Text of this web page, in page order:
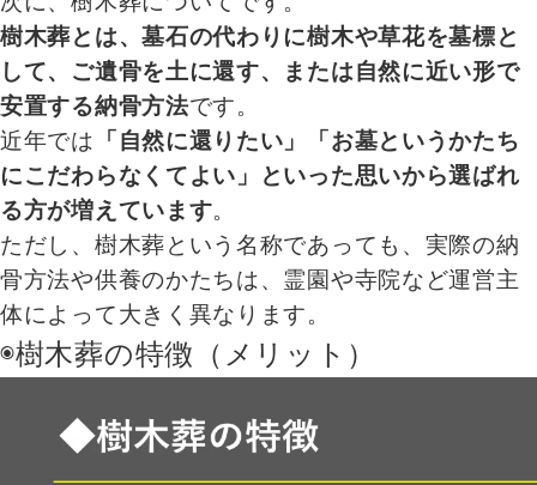
樹木葬とは、墓石の代わりに樹木や草花を墓標と
して、ご遺骨を土に還す、または自然に近い形で
安置する納骨方法です。
近年では 「自然に還りたい」「お墓というかたち
にこだわらなくてよい」といった思いから選ばれ
る方が増えています。
ただし、樹木葬という名称であっても、実際の納
骨方法や供養のかたちは、霊園や寺院など運営主
体によって大きく異なります。
◉樹木葬の特徴（メリット）